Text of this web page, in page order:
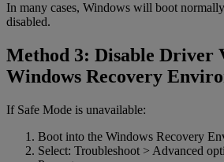
In many cases, Windows will boot
disabled.
Method 3: Disable Driver
Windows Recovery
If Safe Mode is unavailable:
Boot into the Windows Recovery
Select: Troubleshoot > Advanced